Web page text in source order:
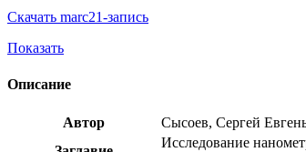
Скачать marc21-запись
Показать
Описание
Автор
Сысоев, Сергей
Исследование